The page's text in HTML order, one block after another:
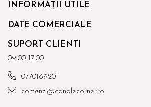
INFORMAȚII UTILE
DATE COMERCIALE
SUPORT CLIENTI
09:00-17:00
0770169201
comenzi@candlecorner.ro